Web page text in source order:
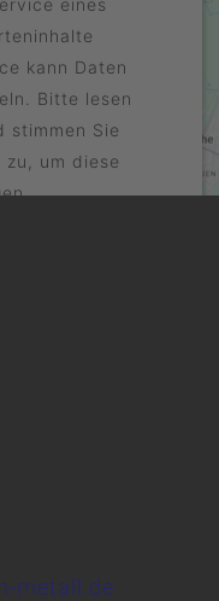
kann Daten
Bitte lesen
stimmen Sie
um diese
metall.de